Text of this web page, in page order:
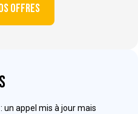
offres
un appel mis à jour mais